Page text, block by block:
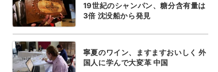
19世紀のシャンパン、糖分含有量は
3倍 沈没船から発見
寧夏のワイン、ますますおいしく 外
国人に学んで大変革 中国